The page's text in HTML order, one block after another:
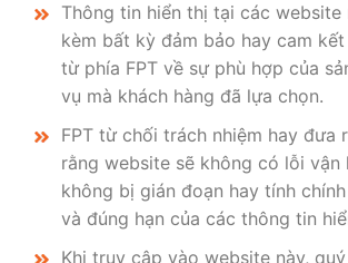
Thông tin hiển thị tại các website
kèm bất kỳ đảm bảo hay cam
từ phía FPT về sự phù hợp của
vụ mà khách hàng đã lựa chọn.
FPT từ chối trách nhiệm hay đưa
rằng website sẽ không có lỗi vận
không bị gián đoạn hay tính
và đúng hạn của các thông tin
Khi truy cập vào website này,